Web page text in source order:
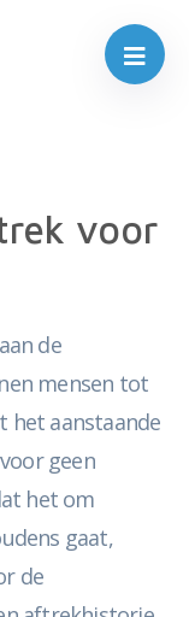
voor
de
mensen tot
het aanstaande
geen
het om
gaat,
de